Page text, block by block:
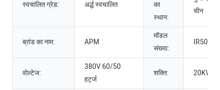
स्वचालित ग्रेड: अर्द्ध स्वचालित
का
स्थान:
चीन
ब्रांड का नाम: APM
मॉडल
संख्या:
IR500
वोल्टेज:
380V 60/50
हर्ट्ज
शक्ति: 20KW